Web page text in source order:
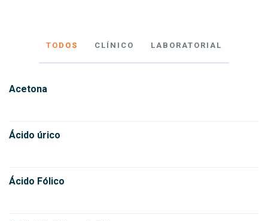
TODOS CLÍNICO LABORATORIAL
Acetona
Ácido úrico
Ácido Fólico